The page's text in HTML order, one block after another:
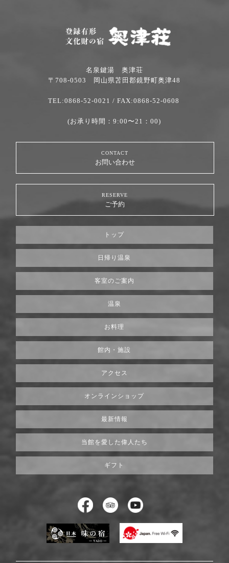
名泉鍵湯 奥津荘
〒708-0503 岡山県苫田郡鏡野町奥津48
TEL:0868-52-0021 / FAX:0868-52-0608
(お承り時間：9:00〜21：00)
CONTACT
お問い合わせ
RESERVE
ご予約
トップ
日帰り温泉
客室のご案内
温泉
お料理
館内・施設
アクセス
オンラインショップ
最新情報
当館を愛した偉人たち
ギフト